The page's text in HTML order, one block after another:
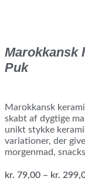
Marokkansk
Puk
Marokkansk
skabt af dygtige
unikt stykke
variationer, der
morgenmad,
kr. 79,00 – kr.